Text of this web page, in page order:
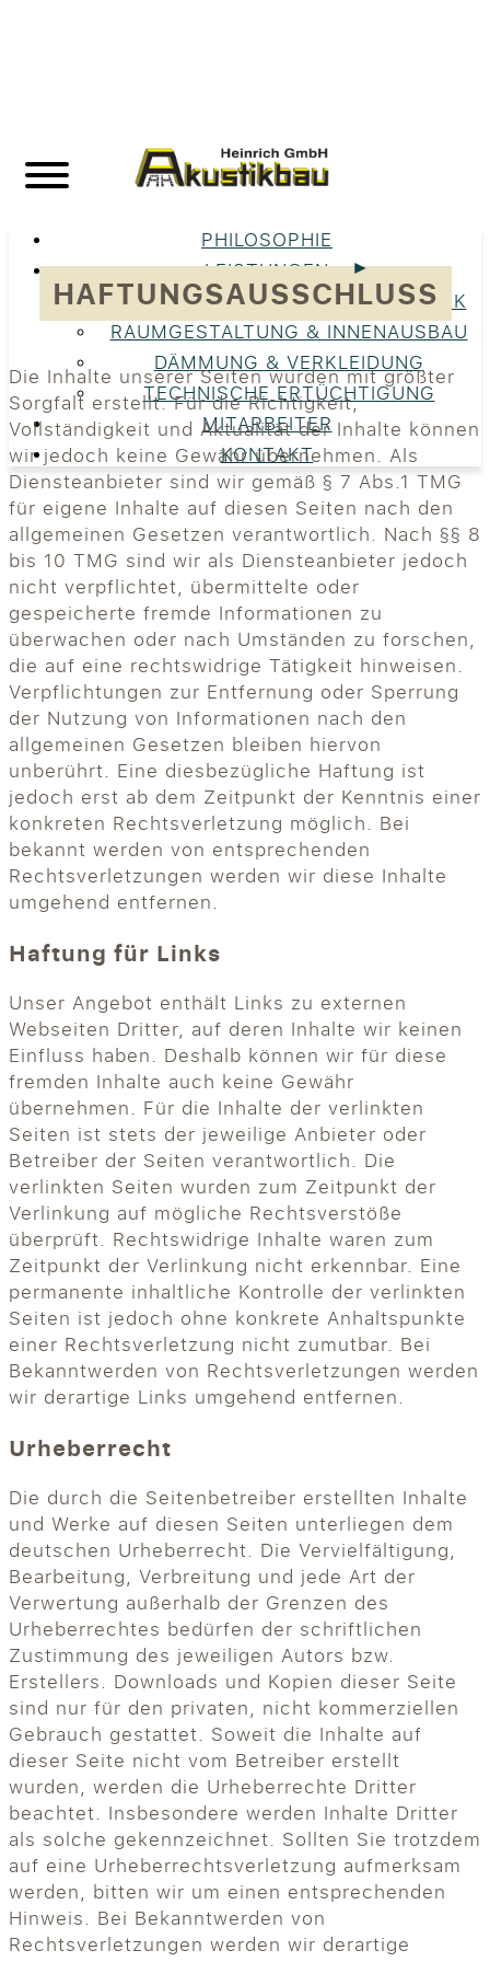
PHILOSOPHIE
LEISTUNGEN
UNSERE LEISTUNGEN IM ÜBERBLICK
RAUMGESTALTUNG & INNENAUSBAU
DÄMMUNG & VERKLEIDUNG
TECHNISCHE ERTÜCHTIGUNG
MITARBEITER
KONTAKT
HAFTUNGSAUSSCHLUSS
Die Inhalte unserer Seiten wurden mit größter
Sorgfalt erstellt. Für die Richtigkeit,
Vollständigkeit und Aktualität der Inhalte können
wir jedoch keine Gewähr übernehmen. Als
Diensteanbieter sind wir gemäß § 7 Abs.1 TMG
für eigene Inhalte auf diesen Seiten nach den
allgemeinen Gesetzen verantwortlich. Nach §§ 8
bis 10 TMG sind wir als Diensteanbieter jedoch
nicht verpflichtet, übermittelte oder
gespeicherte fremde Informationen zu
überwachen oder nach Umständen zu forschen,
die auf eine rechtswidrige Tätigkeit hinweisen.
Verpflichtungen zur Entfernung oder Sperrung
der Nutzung von Informationen nach den
allgemeinen Gesetzen bleiben hiervon
unberührt. Eine diesbezügliche Haftung ist
jedoch erst ab dem Zeitpunkt der Kenntnis einer
konkreten Rechtsverletzung möglich. Bei
bekannt werden von entsprechenden
Rechtsverletzungen werden wir diese Inhalte
umgehend entfernen.
Haftung für Links
Unser Angebot enthält Links zu externen
Webseiten Dritter, auf deren Inhalte wir keinen
Einfluss haben. Deshalb können wir für diese
fremden Inhalte auch keine Gewähr
übernehmen. Für die Inhalte der verlinkten
Seiten ist stets der jeweilige Anbieter oder
Betreiber der Seiten verantwortlich. Die
verlinkten Seiten wurden zum Zeitpunkt der
Verlinkung auf mögliche Rechtsverstöße
überprüft. Rechtswidrige Inhalte waren zum
Zeitpunkt der Verlinkung nicht erkennbar. Eine
permanente inhaltliche Kontrolle der verlinkten
Seiten ist jedoch ohne konkrete Anhaltspunkte
einer Rechtsverletzung nicht zumutbar. Bei
Bekanntwerden von Rechtsverletzungen werden
wir derartige Links umgehend entfernen.
Urheberrecht
Die durch die Seitenbetreiber erstellten Inhalte
und Werke auf diesen Seiten unterliegen dem
deutschen Urheberrecht. Die Vervielfältigung,
Bearbeitung, Verbreitung und jede Art der
Verwertung außerhalb der Grenzen des
Urheberrechtes bedürfen der schriftlichen
Zustimmung des jeweiligen Autors bzw.
Erstellers. Downloads und Kopien dieser Seite
sind nur für den privaten, nicht kommerziellen
Gebrauch gestattet. Soweit die Inhalte auf
dieser Seite nicht vom Betreiber erstellt
wurden, werden die Urheberrechte Dritter
beachtet. Insbesondere werden Inhalte Dritter
als solche gekennzeichnet. Sollten Sie trotzdem
auf eine Urheberrechtsverletzung aufmerksam
werden, bitten wir um einen entsprechenden
Hinweis. Bei Bekanntwerden von
Rechtsverletzungen werden wir derartige